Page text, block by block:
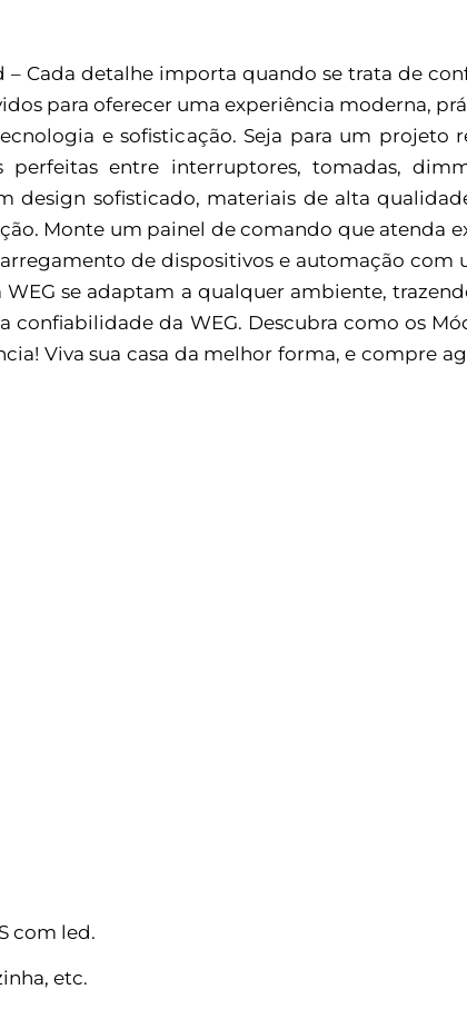
– Cada detalhe importa quando se trata de
para oferecer uma experiência moderna,
e sofisticação. Seja para um projeto
entre interruptores, tomadas,
design sofisticado, materiais de alta
Monte um painel de comando que atenda
de dispositivos e automação com
se adaptam a qualquer ambiente,
confiabilidade da WEG. Descubra como os
Viva sua casa da melhor forma, e compre
com led.
etc.